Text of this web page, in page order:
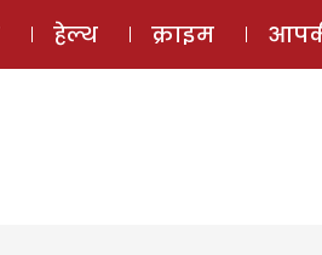
ऑडियो स्टोरी लॉग
हेल्थ क्राइम